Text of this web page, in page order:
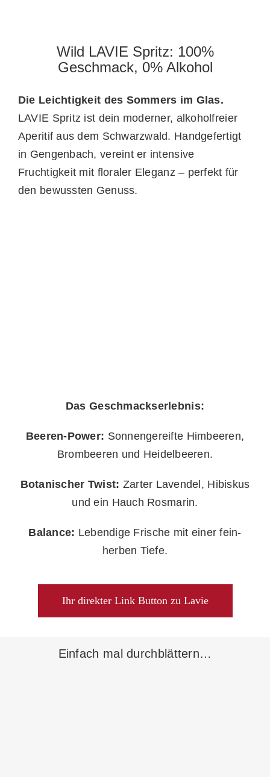
Wild LAVIE Spritz: 100%
Geschmack, 0% Alkohol
Die Leichtigkeit des Sommers im Glas.
LAVIE Spritz ist dein moderner, alkoholfreier
Aperitif aus dem Schwarzwald. Handgefertigt
in Gengenbach, vereint er intensive
Fruchtigkeit mit floraler Eleganz – perfekt für
den bewussten Genuss.
Das Geschmackserlebnis:
Beeren-Power: Sonnengereifte Himbeeren,
Brombeeren und Heidelbeeren.
Botanischer Twist: Zarter Lavendel, Hibiskus
und ein Hauch Rosmarin.
Balance: Lebendige Frische mit einer fein-
herben Tiefe.
Ihr direkter Link Button zu Lavie
Einfach mal durchblättern…